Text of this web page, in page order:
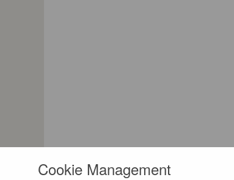
Cookie Management